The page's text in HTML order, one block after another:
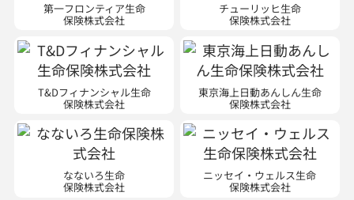
第一フロンティア生命
保険株式会社
チューリッヒ生命
保険株式会社
T&Dフィナンシャル生命
保険株式会社
東京海上日動あんしん生命
保険株式会社
なないろ生命
保険株式会社
ニッセイ・ウェルス生命
保険株式会社